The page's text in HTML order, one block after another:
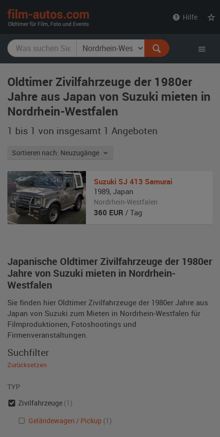
Hilfe
Oldtimer Zivilfahrzeuge der 1980er
Jahre aus Japan von Suzuki mieten in
Nordrhein-Westfalen
1 bis 1 von insgesamt 1 Angeboten
Sortieren nach: Neuzugänge
Japanische Oldtimer Zivilfahrzeuge der 1980er
Jahre von Suzuki mieten in Nordrhein-
Westfalen
Sie finden hier Oldtimer Zivilfahrzeuge der 1980er Jahre aus
Japan von Suzuki zum Mieten in Nordrhein-Westfalen für
Filmproduktionen, Fotoshootings und
Firmenveranstaltungen.
Suzuki SJ 413 Samurai
1989, Japan
Nordrhein-Westfalen
360 EUR / Tag
Suchfilter
Zurücksetzen
TYP
Zivilfahrzeuge (1)
Geländewagen / Pickup (1)